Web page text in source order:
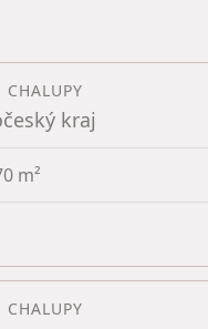
CHALUPY
kraj
m²
CHALUPY